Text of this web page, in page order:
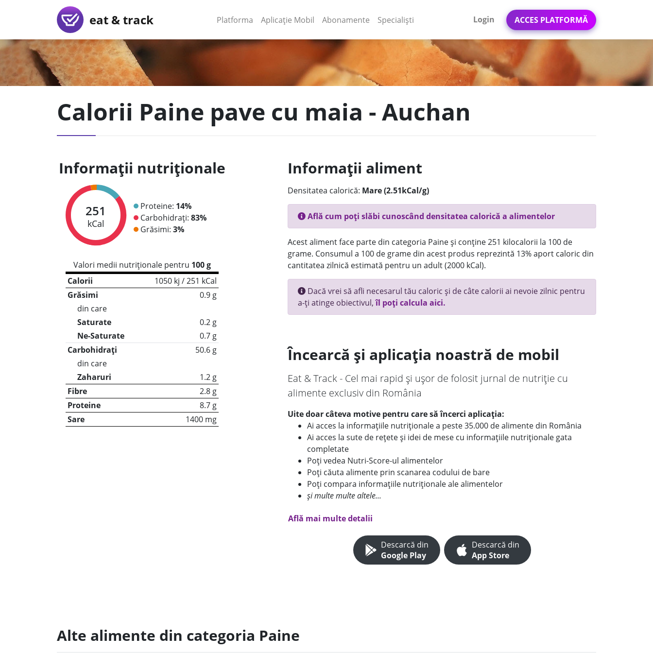
eat & track Platforma (current)
Aplicație Mobil (current)
Abonamente Specialiști Login ACCES PLATFORMĂ
Calorii Paine pave cu maia - Auchan
Informații nutriționale
251
kCal
Proteine: 14%
Carbohidrați: 83%
Grăsimi: 3%
Valori medii nutriționale pentru 100 g
Calorii
1050 kj / 251 kCal
Grăsimi
0.9 g
din care
Saturate
0.2 g
Ne-Saturate
0.7 g
Carbohidrați
50.6 g
din care
Zaharuri
1.2 g
Fibre
2.8 g
Proteine
8.7 g
Sare
1400 mg
Informații aliment
Densitatea calorică: Mare (2.51kCal/g)
Află cum poți slăbi cunoscând densitatea calorică a alimentelor
Acest aliment face parte din categoria Paine și conține 251 kilocalorii la 100 de
grame. Consumul a 100 de grame din acest produs reprezintă 13% aport caloric din
cantitatea zilnică estimată pentru un adult (2000 kCal).
Dacă vrei să afli necesarul tău caloric și de câte calorii ai nevoie zilnic pentru
a-ți atinge obiectivul,îl poți calcula aici.
Încearcă și aplicația noastră de mobil
Eat & Track - Cel mai rapid și ușor de folosit jurnal de nutriție cu
alimente exclusiv din România
Uite doar câteva motive pentru care să încerci aplicația:
Ai acces la informațiile nutriționale a peste 35.000 de alimente din România
Ai acces la sute de rețete și idei de mese cu informațiile nutriționale gata
completate
Poți vedea Nutri-Score-ul alimentelor
Poți căuta alimente prin scanarea codului de bare
Poți compara informațiile nutriționale ale alimentelor
și multe multe altele...
Află mai multe detalii
Descarcă din
Google Play
Descarcă din
App Store
Alte alimente din categoria Paine